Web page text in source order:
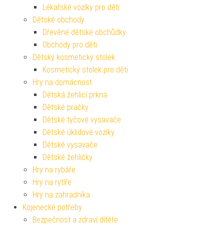
Lékařské vozíky pro děti
Dětské obchody
Dřevěné dětské obchůdky
Obchody pro děti
Dětský kosmetický stolek
Kosmetický stolek pro děti
Hry na domácnost
Dětská žehlicí prkna
Dětské pračky
Dětské tyčové vysavače
Dětské úklidové vozíky
Dětské vysavače
Dětské žehličky
Hry na rybáře
Hry na rytíře
Hry na zahradníka
Kojenecké potřeby
Bezpečnost a zdraví dítěte